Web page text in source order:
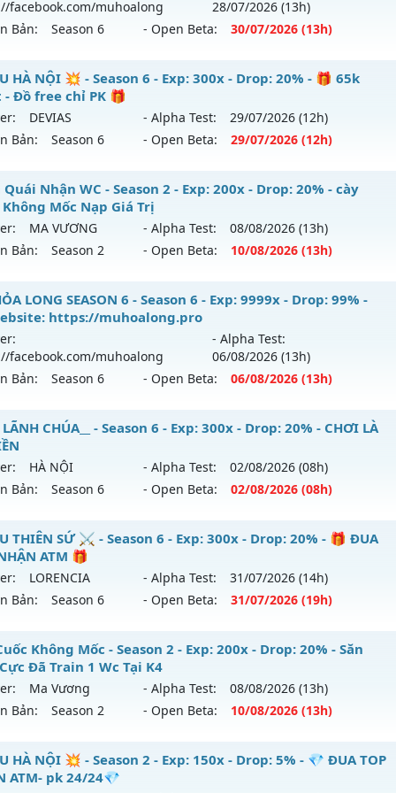
facebook.com/muhoalong
28/07/2026 (13h)
Bản:
Season 6 - Open Beta: 30/07/2026 (13h)
LONG 6.9 - 🌍 Website: https://muhoalong.pro
ra tháng 07 2026 - Mở máy chủ https://facebook.com/
30/07/2626
Non Reset
Mu Nguyên bản Webzen
Xshiel
HÀ NỘI 💥 - Season 6 - Exp: 300x - Drop: 20% - 🎁 65k
- Đồ free chỉ PK 🎁
DEVIAS - Alpha Test: 29/07/2026 (12h)
Bản:
Season 6 - Open Beta: 29/07/2026 (12h)
MU HÀ NỘI 💥 - 🎁 65k Point - Đồ free chỉ PK 🎁
mới ra tháng 07 2026 - Mở máy chủDEVIASvào 12h ngày
300x - Drop: 20%
loại: Mu Custom thêm đồ mới
BDCAM
Nhận WC - Season 2 - Exp: 200x - Drop: 20% - cày
Không Mốc Nạp Giá Trị
MA VƯƠNG - Alpha Test: 08/08/2026 (13h)
Bản:
Season 2 - Open Beta: 10/08/2026 (13h)
Quái Nhận WC - cày Cuốc Không Mốc Nạp Giá Trị
mới ra tháng 08 2026 - Mở máy chủ
MA VƯƠNG
200x - Drop: 20%
loại: Mu Nguyên bản Webzen
GameGuard
LONG SEASON 6 - Season 6 - Exp: 9999x - Drop: 99% -
https://muhoalong.pro
facebook.com/muhoalong
- Alpha Test:
06/08/2026 (13h)
Bản:
Season 6 - Open Beta: 06/08/2026 (13h)
LONG SEASON 6 - 🌐 Website: https://muhoalong.pro
ra tháng 08 2026 - Mở máy chủ https://facebook.com/
06/08/2626
Non Reset
Mu Nguyên bản Webzen
XShield
LÃNH CHÚA__ - Season 6 - Exp: 300x - Drop: 20% - CHƠI LÀ
HÀ NỘI - Alpha Test: 02/08/2026 (08h)
Bản:
Season 6 - Open Beta: 02/08/2026 (08h)
LÃNH CHÚA__ - CHƠI LÀ NGHIỀN
mới ra tháng 08 2026 - Mở máy chủHÀ NỘIvào 08h ngày
300x - Drop: 20%
loại: Mu Nguyên bản Webzen
GoldShield
THIÊN SỨ ⚔️ - Season 6 - Exp: 300x - Drop: 20% - 🎁 ĐUA
ATM 🎁
LORENCIA - Alpha Test: 31/07/2026 (14h)
Bản:
Season 6 - Open Beta: 31/07/2026 (19h)
THIÊN SỨ ⚔️ - 🎁 ĐUA TOP NHẬN ATM 🎁
mới ra tháng 07 2026 - Mở máy chủLORENCIA vào 19h
300x - Drop: 20%
loại: Mu Nguyên bản Webzen
Không Mốc - Season 2 - Exp: 200x - Drop: 20% - Săn
Đã Train 1 Wc Tại K4
Ma Vương - Alpha Test: 08/08/2026 (13h)
Bản:
Season 2 - Open Beta: 10/08/2026 (13h)
Cuốc Không Mốc - Săn Boss Cực Đã Train 1 Wc Tại K4
HÀ NỘI 💥 - Season 2 - Exp: 150x - Drop: 5% - 💎 ĐUA TOP
ATM- pk 24/24💎